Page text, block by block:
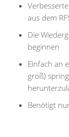
aus dem
Die
beginnen
Einfach an
groß)
Benötigt